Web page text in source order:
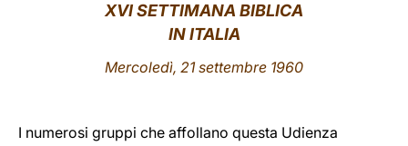
LATINE
XVI SETTIMANA BIBLICA
IN ITALIA
Mercoledì, 21 settembre 1960
I numerosi gruppi che affollano questa Udienza